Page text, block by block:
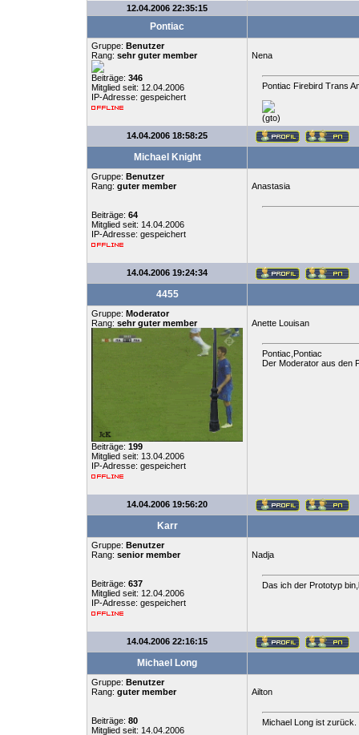
12.04.2006 22:35:15
Pontiac
Gruppe: Benutzer
Rang: sehr guter member
Beiträge: 346
Mitglied seit: 12.04.2006
IP-Adresse: gespeichert
Nena
Pontiac Firebird Trans
(gto)
14.04.2006 18:58:25
Michael Knight
Gruppe: Benutzer
Rang: guter member
Beiträge: 64
Mitglied seit: 14.04.2006
IP-Adresse: gespeichert
Anastasia
14.04.2006 19:24:34
4455
Gruppe: Moderator
Rang: sehr guter member
Beiträge: 199
Mitglied seit: 13.04.2006
IP-Adresse: gespeichert
Anette Louisan
Pontiac,Pontiac
Der Moderator aus den
14.04.2006 19:56:20
Karr
Gruppe: Benutzer
Rang: senior member
Beiträge: 637
Mitglied seit: 12.04.2006
IP-Adresse: gespeichert
Nadja
Das ich der Prototyp
14.04.2006 22:16:15
Michael Long
Gruppe: Benutzer
Rang: guter member
Beiträge: 80
Mitglied seit: 14.04.2006
Ailton
Michael Long ist zurück.